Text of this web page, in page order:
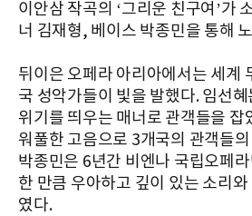
이안삼 작곡의 ‘그리운 친구여’가
너 김재형, 베이스 박종민을 통해
뒤이은 오페라 아리아에서는 세계
국 성악가들이 빛을 발했다. 임선
위기를 띄우는 매너로 관객들을 잡
워풀한 고음으로 3개국의 관객들
박종민은 6년간 비엔나 국립오페
한 만큼 우아하고 깊이 있는 소리
였다.